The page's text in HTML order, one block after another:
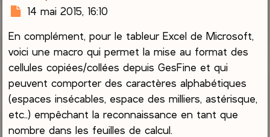
M
s
s
a
e
14 mai 2015, 16:10
En complément, pour le tableur Excel de Microsoft,
voici une macro qui permet la mise au format des
cellules copiées/collées depuis GesFine et qui
peuvent comporter des caractères alphabétiques
(espaces insécables, espace des milliers, astérisque,
etc..) empêchant la reconnaissance en tant que
nombre dans les feuilles de calcul.